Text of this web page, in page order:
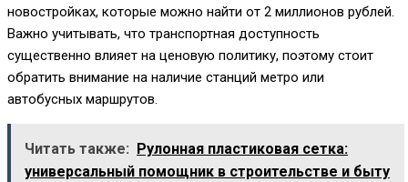
новостройках, которые можно найти от 2 миллионов рублей.
Важно учитывать, что транспортная доступность
существенно влияет на ценовую политику, поэтому стоит
обратить внимание на наличие станций метро или
автобусных маршрутов.
Читать также:
Рулонная пластиковая сетка:
универсальный помощник в строительстве и быту